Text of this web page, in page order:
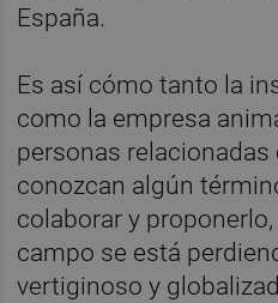
España.
Es así cómo tanto la
como la empresa
personas
conozcan algún
colaborar y
campo se está
vertiginoso y